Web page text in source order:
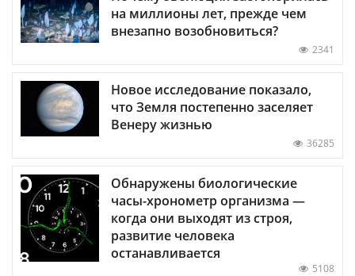
на миллионы лет, прежде чем
внезапно возобновиться?
2341
Новое исследование показало,
что Земля постепенно заселяет
Венеру жизнью
36285
Обнаружены биологические
часы-хронометр организма —
когда они выходят из строя,
развитие человека
останавливается
5108